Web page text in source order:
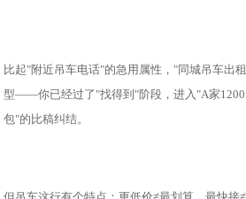
比起"附近吊车电话"的急用属性，"同城吊车出
型——你已经过了"找得到"阶段，进入"A家1200
包"的比稿纠结。